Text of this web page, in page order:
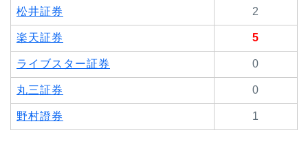
松井証券 2
楽天証券 5
ライブスター証券 0
丸三証券 0
野村證券 1